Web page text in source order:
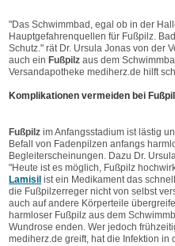
"Das Schwimmbad, egal ob in der
Hauptgefahrenquellen für Fußpilz.
Schutz." rät Dr. Ursula Jonas von der
auch ein Fußpilz aus dem
Versandapotheke mediherz.de hilft
Komplikationen vermeiden bei
Fußpilz im Anfangsstadium ist lästig
Befall von Fadenpilzen anfangs
Begleiterscheinungen. Dazu Dr.
"Heute ist es möglich, Fußpilz
Lamisil ist ein Medikament das
die Fußpilzerreger nicht von selbst
auch auf andere Körperteile
harmloser Fußpilz aus dem
Wundrose enden. Wer jedoch
mediherz.de greift, hat die Infektion in